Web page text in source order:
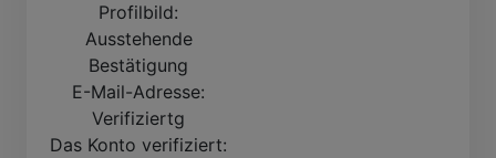
Profilbild:
Ausstehende
Bestätigung
E-Mail-Adresse:
Verifiziertg
Das Konto verifiziert: